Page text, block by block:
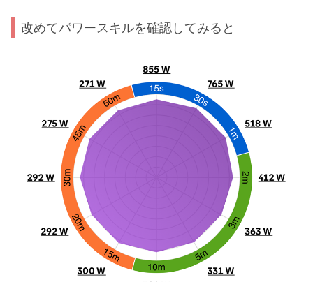
改めてパワースキルを確認してみると